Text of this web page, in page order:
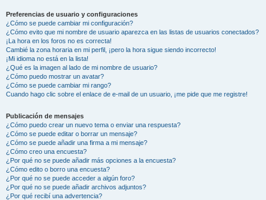
Preferencias de usuario y configuraciones
¿Cómo se puede cambiar mi configuración?
¿Cómo evito que mi nombre de usuario aparezca en las listas de usuarios conectados?
¡La hora en los foros no es correcta!
Cambié la zona horaria en mi perfil, ¡pero la hora sigue siendo incorrecto!
¡Mi idioma no está en la lista!
¿Qué es la imagen al lado de mi nombre de usuario?
¿Cómo puedo mostrar un avatar?
¿Cómo se puede cambiar mi rango?
Cuando hago clic sobre el enlace de e-mail de un usuario, ¡me pide que me registre!
Publicación de mensajes
¿Cómo puedo crear un nuevo tema o enviar una respuesta?
¿Cómo se puede editar o borrar un mensaje?
¿Cómo se puede añadir una firma a mi mensaje?
¿Cómo creo una encuesta?
¿Por qué no se puede añadir más opciones a la encuesta?
¿Cómo edito o borro una encuesta?
¿Por qué no se puede acceder a algún foro?
¿Por qué no se puede añadir archivos adjuntos?
¿Por qué recibí una advertencia?